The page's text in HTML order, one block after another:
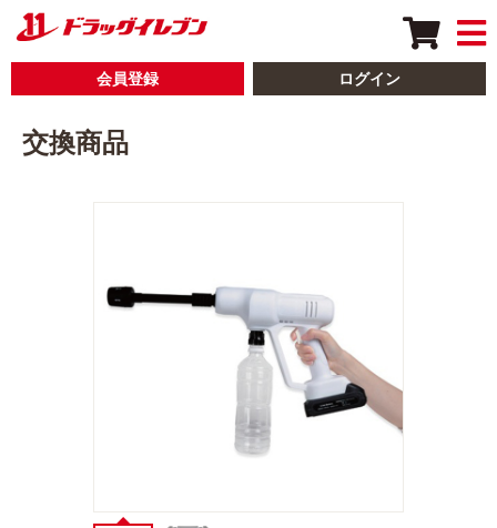
会員登録 ログイン
交換商品